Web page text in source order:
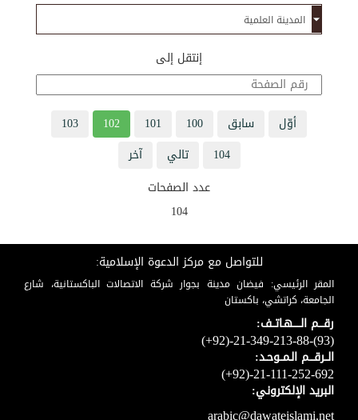
إنتقل إلى
أوّل سابق 100
101
102
103
104
تالي
آخر
عدد الصفحات
104
للتواصل مع مركز الدعوة الإسلامية:
المقر الرئيسي: فيضان مدينة بجوار شركة الاتصالات الباكستانية، شارع
الجامعة، كراتشي، باكستان
رقـــم الـــــهـاتــف:
(+92)-21-349-213-88-(93)
الــرقـــم الـمــوحـد:
(+92)-21-111-252-692
البريد الإلكتروني: